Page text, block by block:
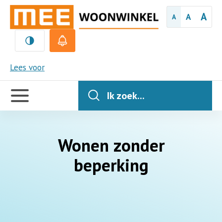
A A A
Lees voor
MEE
Handige
links
Ik zoek...
Wonen zonder
beperking